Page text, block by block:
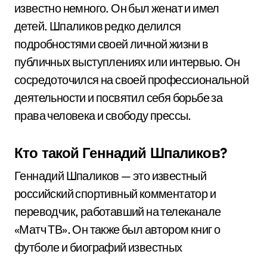
известно немного. Он был женат и имел
детей. Шпаликов редко делился
подробностями своей личной жизни в
публичных выступлениях или интервью. Он
сосредоточился на своей профессиональной
деятельности и посвятил себя борьбе за
права человека и свободу прессы.
Кто такой Геннадий Шпаликов?
Геннадий Шпаликов — это известный
российский спортивный комментатор и
переводчик, работавший на телеканале
«Матч ТВ». Он также был автором книг о
футболе и биографий известных